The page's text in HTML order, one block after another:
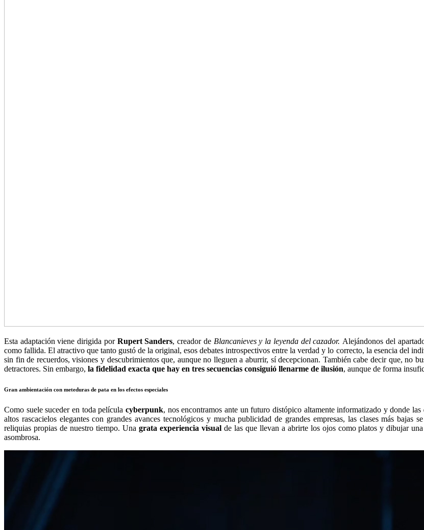
Esta adaptación viene dirigida por Rupert Sanders, creador de Blancanieves y la leyenda del cazador. Alejándonos del
como fallida. El atractivo que tanto gustó de la original, esos debates introspectivos entre la verdad y lo correcto, la esencia del
sin fin de recuerdos, visiones y descubrimientos que, aunque no lleguen a aburrir, sí decepcionan. También cabe decir que, no
detractores. Sin embargo, la fidelidad exacta que hay en tres secuencias consiguió llenarme de ilusión, aunque de forma
Gran ambientación con meteduras de pata en los efectos especiales
Como suele suceder en toda película cyberpunk, nos encontramos ante un futuro distópico altamente informatizado y donde
altos rascacielos elegantes con grandes avances tecnológicos y mucha publicidad de grandes empresas, las clases más bajas
reliquias propias de nuestro tiempo. Una grata experiencia visualde las que llevan a abrirte los ojos como platos y dibujar
asombrosa.